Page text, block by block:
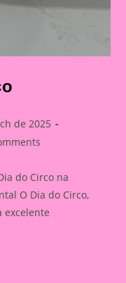
de 2025
do Circo na
O Dia do Circo,
excelente